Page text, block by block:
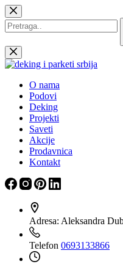
Skip
to
content
Nema
rezultata
O nama
Podovi
Deking
Projekti
Saveti
Akcije
Prodavnica
Kontakt
Adresa: Aleksandra
Telefon 0693133866